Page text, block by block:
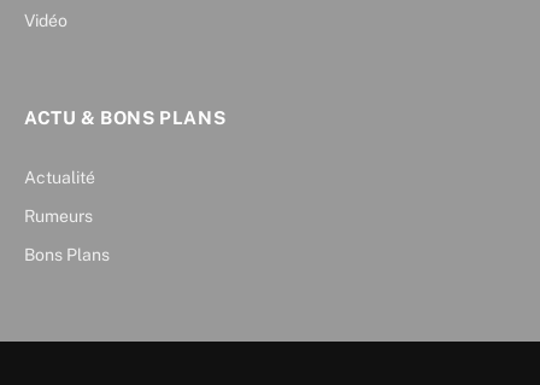
Vidéo
ACTU & BONS PLANS
Actualité
Rumeurs
Bons Plans